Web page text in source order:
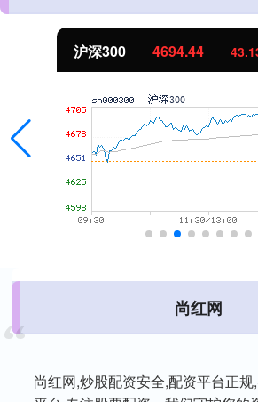
沪深300 4694.44
尚红网
尚红网,炒股配资安全,配资平台正